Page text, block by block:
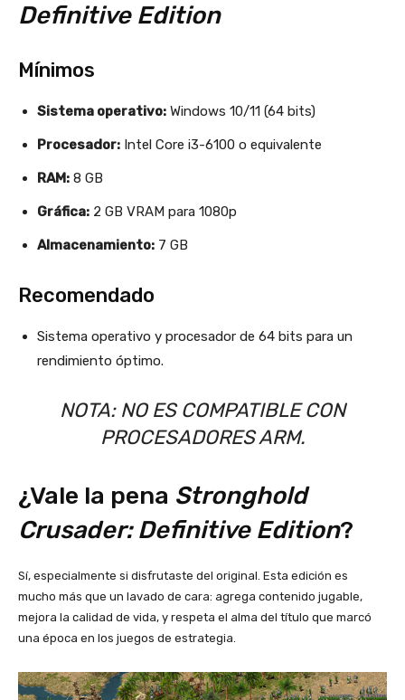
Definitive Edition
Mínimos
Sistema operativo: Windows 10/11 (64 bits)
Procesador: Intel Core i3-6100 o equivalente
RAM: 8 GB
Gráfica: 2 GB VRAM para 1080p
Almacenamiento: 7 GB
Recomendado
Sistema operativo y procesador de 64 bits para un
rendimiento óptimo.
NOTA:NO ES COMPATIBLE CON
PROCESADORES ARM.
¿Vale la pena Stronghold
Crusader: Definitive Edition?
Sí, especialmente si disfrutaste del original. Esta edición es
mucho más que un lavado de cara: agrega contenido jugable,
mejora la calidad de vida, y respeta el alma del título que marcó
una época en los juegos de estrategia.